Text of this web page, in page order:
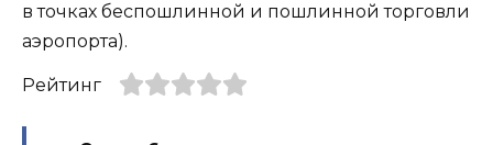
в точках беспошлинной и пошлинной торговли
аэропорта).
Рейтинг